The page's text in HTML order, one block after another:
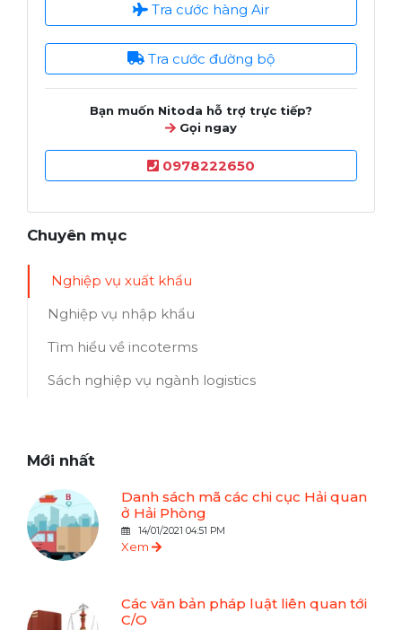
Tra cước hàng Air
Tra cước đường bộ
Bạn muốn Nitoda hỗ trợ trực tiếp?
Gọi ngay
0978222650
Chuyên mục
Nghiệp vụ xuất khẩu
Nghiệp vụ nhập khẩu
Tìm hiểu về incoterms
Sách nghiệp vụ ngành logistics
Mới nhất
Danh sách mã các chi cục Hải quan
ở Hải Phòng
14/01/2021 04:51 PM
Xem
Các văn bản pháp luật liên quan tới
C/O